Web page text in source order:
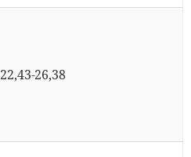
22,43-26,38